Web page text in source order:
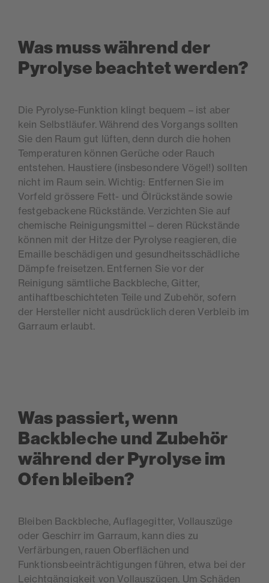
Was muss während der
Pyrolyse beachtet werden?
Die Pyrolyse-Funktion klingt bequem – ist aber
kein Selbstläufer. Während des Vorgangs sollten
Sie den Raum gut lüften, denn durch die hohen
Temperaturen können Gerüche oder Rauch
entstehen. Haustiere (insbesondere Vögel!) sollten
nicht im Raum sein. Wichtig: Entfernen Sie im
Vorfeld grössere Fett- und Ölrückstände sowie
festgebackene Rückstände. Verzichten Sie auf
chemische Reinigungsmittel – deren Rückstände
können mit der Hitze der Pyrolyse reagieren, die
Emaille beschädigen und gesundheitsschädliche
Dämpfe freisetzen. Entfernen Sie vor der
Reinigung sämtliche Backbleche, Gitter,
antihaftbeschichteten Teile und Zubehör, sofern
der Hersteller nicht ausdrücklich deren Verbleib im
Garraum erlaubt.
Was passiert, wenn
Backbleche und Zubehör
während der Pyrolyse im
Ofen bleiben?
Bleiben Backbleche, Auflagegitter, Vollauszüge
oder Geschirr im Garraum, kann dies zu
Verfärbungen, rauen Oberflächen und
Funktionsbeeinträchtigungen führen, etwa bei der
Leichtgängigkeit von Vollauszügen. Um Schäden